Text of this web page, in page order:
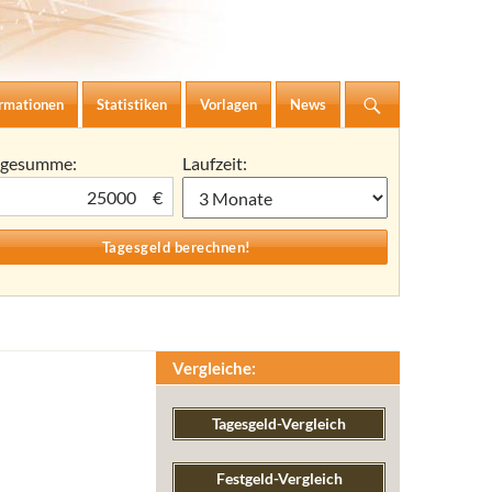
Statistiken Vorlagen News
€
Laufzeit:
Vergleiche:
Tagesgeld-Vergleich
Festgeld-Vergleich